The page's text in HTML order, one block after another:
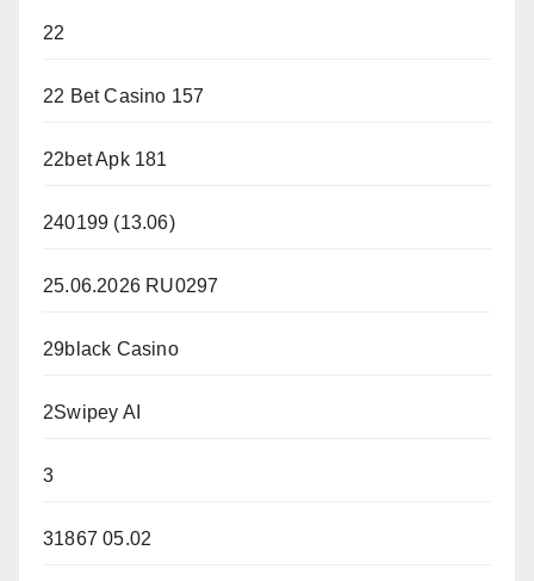
22
22 Bet Casino 157
22bet Apk 181
240199 (13.06)
25.06.2026 RU0297
29black Casino
2Swipey AI
3
31867 05.02